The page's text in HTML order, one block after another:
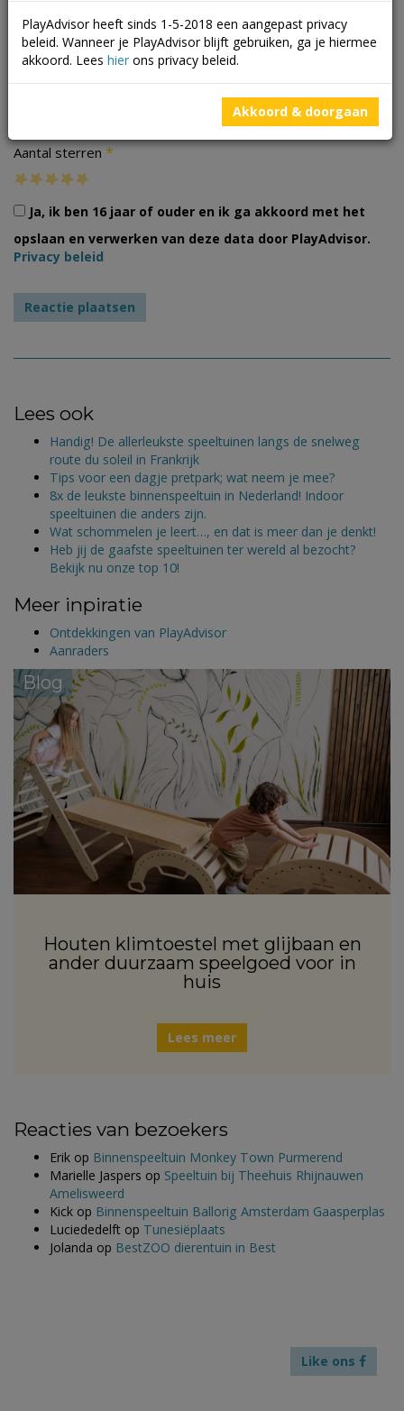
Aantal sterren *
Ja, ik ben 16 jaar of ouder en ik ga akkoord met het
opslaan en verwerken van deze data door PlayAdvisor.
Privacy beleid
Lees ook
Handig! De allerleukste speeltuinen langs de snelweg
route du soleil in Frankrijk
Tips voor een dagje pretpark; wat neem je mee?
8x de leukste binnenspeeltuin in Nederland! Indoor
speeltuinen die anders zijn.
Wat schommelen je leert…, en dat is meer dan je denkt!
Heb jij de gaafste speeltuinen ter wereld al bezocht?
Bekijk nu onze top 10!
Meer inpiratie
Ontdekkingen van PlayAdvisor
Aanraders
Blog
Houten klimtoestel met glijbaan en
ander duurzaam speelgoed voor in
huis
Lees meer
Reacties van bezoekers
Erik op Binnenspeeltuin Monkey Town Purmerend
Marielle Jaspers op Speeltuin bij Theehuis Rhijnauwen
Amelisweerd
Kick op Binnenspeeltuin Ballorig Amsterdam Gaasperplas
Luciededelft op Tunesiëplaats
Jolanda op BestZOO dierentuin in Best
Like ons
PlayAdvisor heeft sinds 1-5-2018 een aangepast privacy
beleid. Wanneer je PlayAdvisor blijft gebruiken, ga je hiermee
akkoord. Lees hier ons privacy beleid.
Akkoord & doorgaan